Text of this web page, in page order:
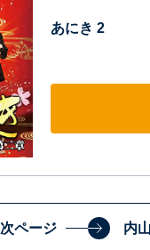
あにき 2
次ページ 内